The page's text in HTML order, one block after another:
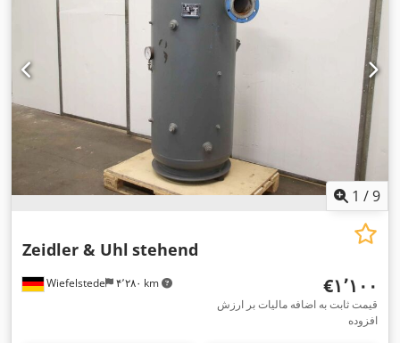
1 /9
Wiefelstede ۴٬۲۸۰ km
Zeidler & Uhl stehend
‎€۱٬۱۰۰
قیمت ثابت به اضافه مالیات بر ارزش
افزوده